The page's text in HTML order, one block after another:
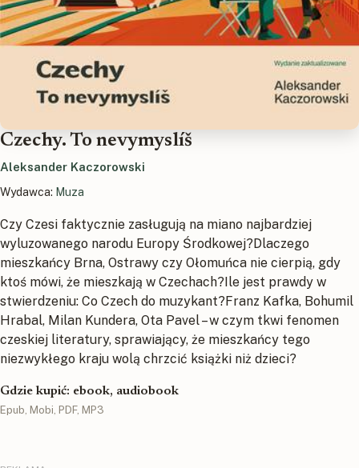
Czechy. To nevymyslíš
Aleksander Kaczorowski
Wydawca: Muza
Czy Czesi faktycznie zasługują na miano najbardziej
wyluzowanego narodu Europy Środkowej?Dlaczego
mieszkańcy Brna, Ostrawy czy Ołomuńca nie cierpią, gdy
ktoś mówi, że mieszkają w Czechach?Ile jest prawdy w
stwierdzeniu: Co Czech do muzykant?Franz Kafka, Bohumil
Hrabal, Milan Kundera, Ota Pavel – w czym tkwi fenomen
czeskiej literatury, sprawiający, że mieszkańcy tego
niezwykłego kraju wolą chrzcić książki niż dzieci?
Gdzie kupić: ebook, audiobook
Epub, Mobi, PDF, MP3